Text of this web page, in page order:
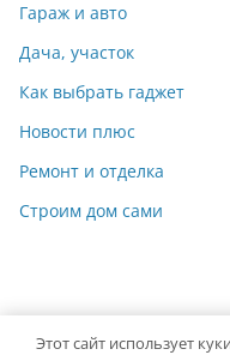
Гараж и авто
Дача, участок
Как выбрать гаджет
Новости плюс
Ремонт и отделка
Строим дом сами
Этот сайт использует